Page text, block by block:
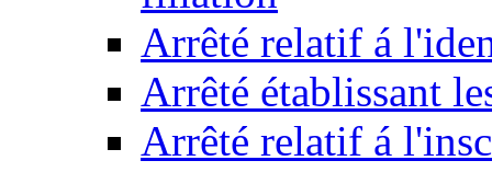
Arrêté relatif á
Arrêté établissant
Arrêté relatif á